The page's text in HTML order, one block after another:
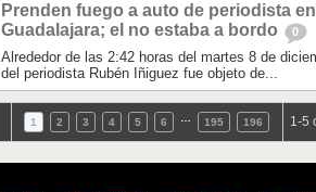
Prenden fuego a auto de periodista en
Guadalajara; el no estaba a bordo
0
Alrededor de las 2:42 horas del martes 8 de
del periodista Rubén Iñiguez fue objeto de...
1 2 3 4 5 6 195 196 1-5